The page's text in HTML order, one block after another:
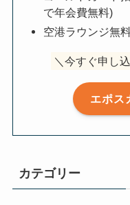
で年会費無料)
空港ラウンジ無
＼今すぐ申し
エポス
カテゴリー